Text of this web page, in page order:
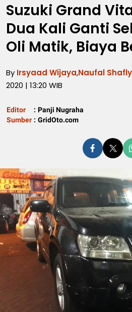
Suzuki Grand
Dua Kali Ganti
Oli Matik, Biaya
By Irsyaad Wijaya,Naufal Shafly
2020 | 13:20 WIB
Editor : Panji Nugraha
Sumber : GridOto.com